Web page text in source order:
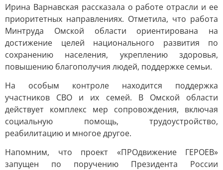
Ирина Варнавская рассказала о работе отрасли и ее
приоритетных направлениях. Отметила, что работа
Минтруда Омской области ориентирована на
достижение целей национального развития по
сохранению населения, укреплению здоровья,
повышению благополучия людей, поддержке семьи.
На особым контроле находится поддержка
участников СВО и их семей. В Омской области
действует комплекс мер сопровождения, включая
социальную помощь, трудоустройство,
реабилитацию и многое другое.
Напомним, что проект «ПРОдвижение ГЕРОЕВ»
запущен по поручению Президента России